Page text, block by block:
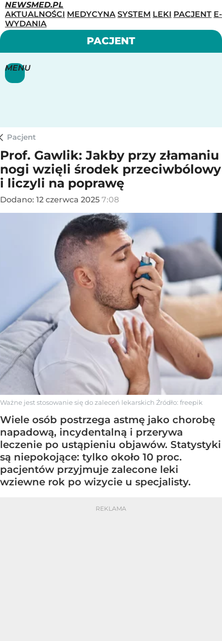
NEWSMED.PL
AKTUALNOŚCI MEDYCYNA SYSTEM LEKI PACJENT E-
WYDANIA
MENU
PACJENT
Pacjent
Prof. Gawlik: Jakby przy złamaniu
nogi wzięli środek przeciwbólowy
i liczyli na poprawę
Dodano: 12 czerwca 2025 7:08
Ważne jest stosowanie się do zaleceń lekarskich Źródło: freepik
Wiele osób postrzega astmę jako chorobę
napadową, incydentalną i przerywa
leczenie po ustąpieniu objawów. Statystyki
są niepokojące: tylko około 10 proc.
pacjentów przyjmuje zalecone leki
wziewne rok po wizycie u specjalisty.